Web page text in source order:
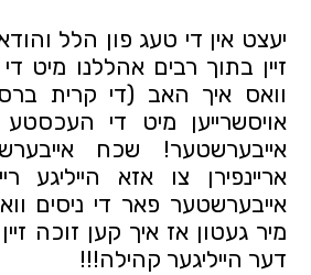
יעצט אין די טעג פון הלל
זיין בתוך רבים אהללנו מיט
וואס איך האב (די קרית
אויסשרייען מיט די
אייבערשטער! שכח
אריינפירן צו אזא הייליגע
אייבערשטער פאר די ניסים
מיר געטון אז איך קען זוכה
דער הייליגער קהילה!!!